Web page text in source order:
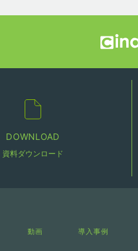
DOWNLOAD
資料ダウンロード
動画 導入事例